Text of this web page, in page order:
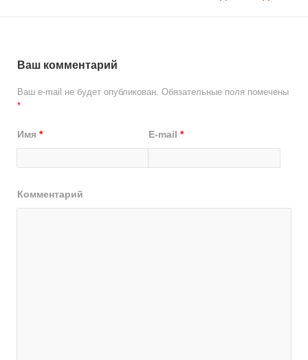
Ваш комментарий
Ваш e-mail не будет опубликован. Обязательные поля помечены
*
Имя * E-mail*
Комментарий